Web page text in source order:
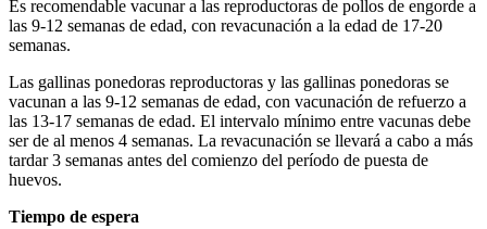
Es recomendable vacunar a las reproductoras de pollos de engorde a
las 9-12 semanas de edad, con revacunación a la edad de 17-20
semanas.
Las gallinas ponedoras reproductoras y las gallinas ponedoras se
vacunan a las 9-12 semanas de edad, con vacunación de refuerzo a
las 13-17 semanas de edad. El intervalo mínimo entre vacunas debe
ser de al menos 4 semanas. La revacunación se llevará a cabo a más
tardar 3 semanas antes del comienzo del período de puesta de
huevos.
Tiempo de espera